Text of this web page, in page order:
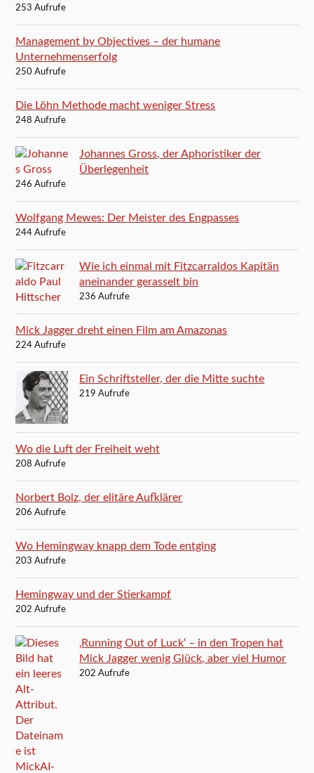
253 Aufrufe
Management by Objectives – der humane
Unternehmenserfolg
250 Aufrufe
Die Löhn Methode macht weniger Stress
248 Aufrufe
Johannes Gross, der Aphoristiker der
Überlegenheit
246 Aufrufe
Wolfgang Mewes: Der Meister des Engpasses
244 Aufrufe
Wie ich einmal mit Fitzcarraldos Kapitän
aneinander gerasselt bin
236 Aufrufe
Mick Jagger dreht einen Film am Amazonas
224 Aufrufe
Ein Schriftsteller, der die Mitte suchte
219 Aufrufe
Wo die Luft der Freiheit weht
208 Aufrufe
Norbert Bolz, der elitäre Aufklärer
206 Aufrufe
Wo Hemingway knapp dem Tode entging
203 Aufrufe
Hemingway und der Stierkampf
202 Aufrufe
‚Running Out of Luck‘ – in den Tropen hat
Mick Jagger wenig Glück, aber viel Humor
202 Aufrufe